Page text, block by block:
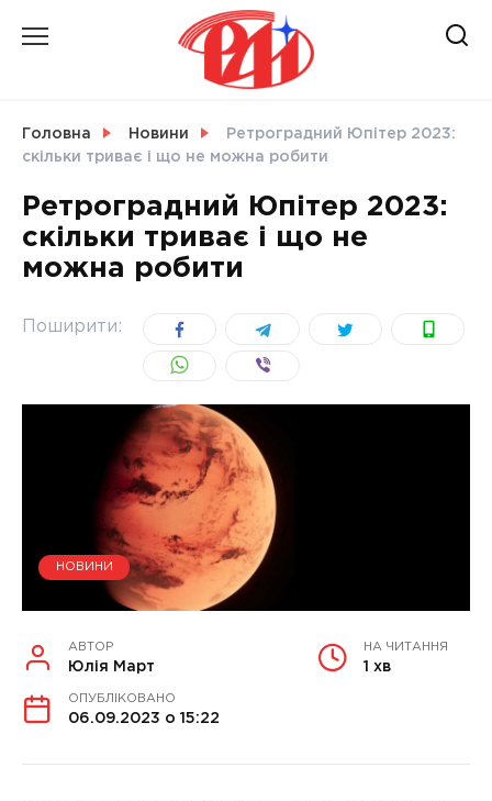
Головна Новини
Ретроградний Юпітер 2023:
скільки триває і що не можна робити
Ретроградний Юпітер 2023:
скільки триває і що не
можна робити
Поширити:
НОВИНИ
АВТОР
Юлія Март
НА ЧИТАННЯ
1 хв
ОПУБЛІКОВАНО
06.09.2023 о 15:22